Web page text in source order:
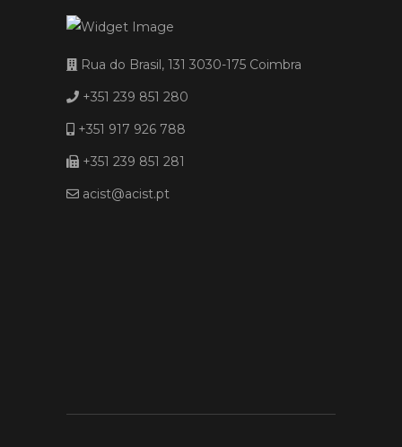
Rua do Brasil, 131 3030-175 Coimbra
+351 239 851 280
+351 917 926 788
+351 239 851 281
acist@acist.pt